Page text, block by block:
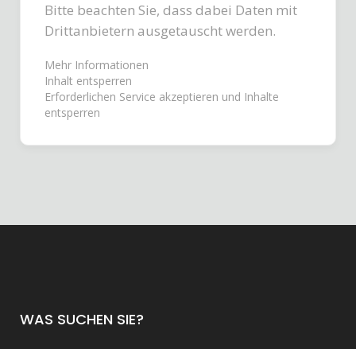
Bitte beachten Sie, dass dabei Daten mit
Drittanbietern ausgetauscht werden.
Mehr Informationen
Inhalt entsperren
Erforderlichen Service akzeptieren und Inhalte
entsperren
WAS SUCHEN SIE?